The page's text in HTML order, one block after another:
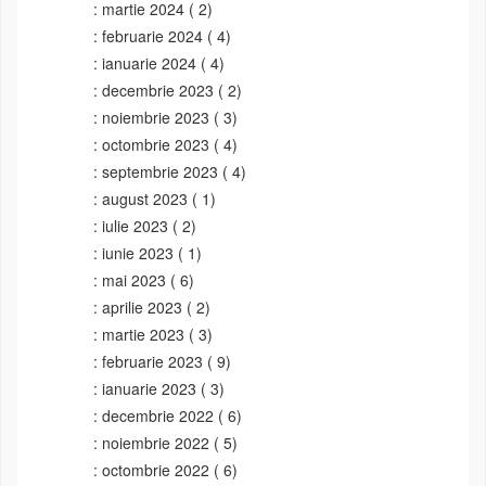
martie 2024 ( 2)
februarie 2024 ( 4)
ianuarie 2024 ( 4)
decembrie 2023 ( 2)
noiembrie 2023 ( 3)
octombrie 2023 ( 4)
septembrie 2023 ( 4)
august 2023 ( 1)
iulie 2023 ( 2)
iunie 2023 ( 1)
mai 2023 ( 6)
aprilie 2023 ( 2)
martie 2023 ( 3)
februarie 2023 ( 9)
ianuarie 2023 ( 3)
decembrie 2022 ( 6)
noiembrie 2022 ( 5)
octombrie 2022 ( 6)